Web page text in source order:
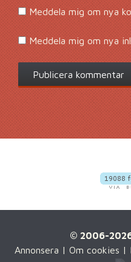
Meddela mig om nya
Meddela mig om nya
© 2006-
Annonsera | Om cookies |